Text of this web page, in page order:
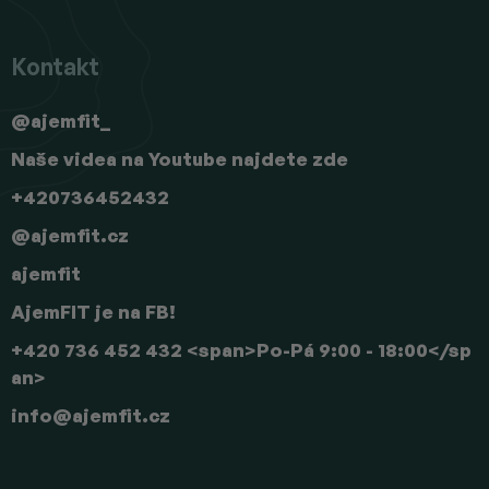
Kontakt
info@ajemfit.cz
+420 736 452 432 <span>Po-Pá 9:00 - 18:00</sp
an>
AjemFIT je na FB!
ajemfit
@ajemfit.cz
+420736452432
Naše videa na Youtube najdete zde
@ajemfit_